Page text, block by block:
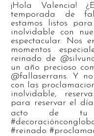
¡Hola Valencia!
temporada de
estamos listos
inolvidable con
espectacular. Nos
momentos
reinado de
un año precioso
@fallaserrans. Y
con las
inolvidable,
para reservar el
acto de
#reinado